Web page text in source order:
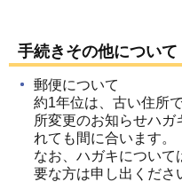
手続きその他について
郵便について
約1年位は、古い住所
所変更のお知らせハガ
れても間に合います。
なお、ハガキについて
要な方は申し出くださ